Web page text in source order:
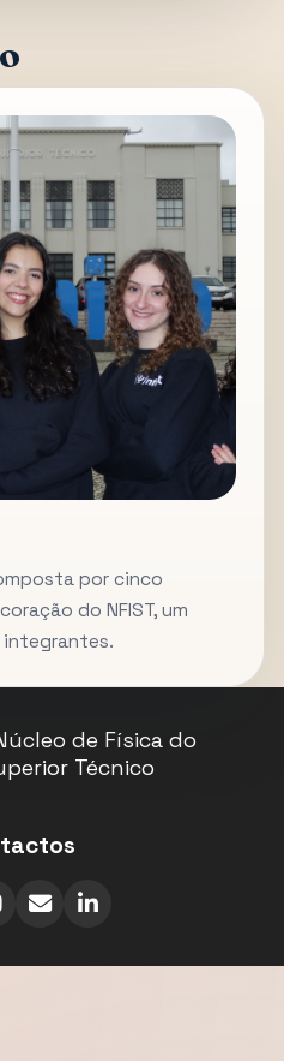
por cinco
do NFIST, um
integrantes.
de Física do
Técnico